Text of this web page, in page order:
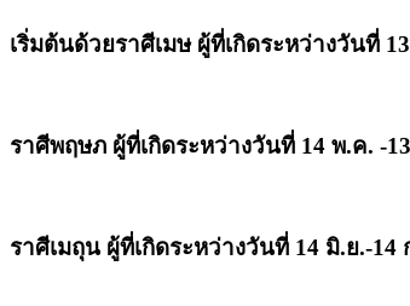
เริ่มต้นด้วยราศีเมษ ผู้ที่เกิดระหว่างวันที่
ราศีพฤษภ ผู้ที่เกิดระหว่างวันที่ 14 พ.ค. -
ราศีเมถุน ผู้ที่เกิดระหว่างวันที่ 14 มิ.ย.-14